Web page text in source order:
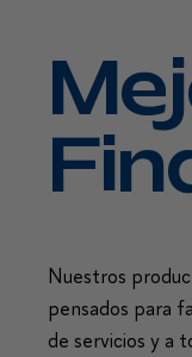
Nuestros
pensados para
de servicios y a